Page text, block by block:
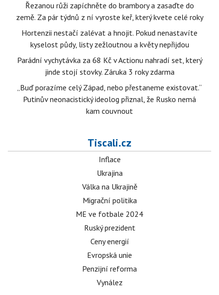
Řezanou růži zapíchněte do brambory a zasaďte do
země. Za pár týdnů z ní vyroste keř, který kvete celé roky
Hortenzii nestačí zalévat a hnojit. Pokud nenastavíte
kyselost půdy, listy zežloutnou a květy nepřijdou
Parádní vychytávka za 68 Kč v Actionu nahradí set, který
jinde stojí stovky. Záruka 3 roky zdarma
„Buď porazíme celý Západ, nebo přestaneme existovat.“
Putinův neonacistický ideolog přiznal, že Rusko nemá
kam couvnout
Tiscali.cz
Inflace
Ukrajina
Válka na Ukrajině
Migrační politika
ME ve fotbale 2024
Ruský prezident
Ceny energií
Evropská unie
Penzijní reforma
Vynález